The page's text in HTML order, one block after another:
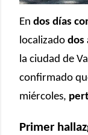
En dos días
localizado dos
la ciudad de
confirmado
miércoles,
Primer